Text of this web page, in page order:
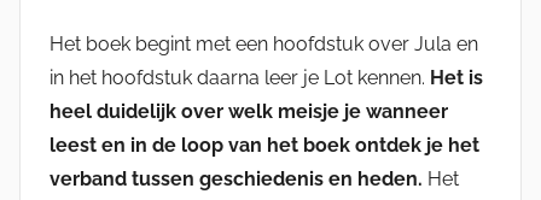
Het boek begint met een hoofdstuk over Jula en
in het hoofdstuk daarna leer je Lot kennen. Het is
heel duidelijk over welk meisje je wanneer
leest en in de loop van het boek ontdek je het
verband tussen geschiedenis en heden. Het